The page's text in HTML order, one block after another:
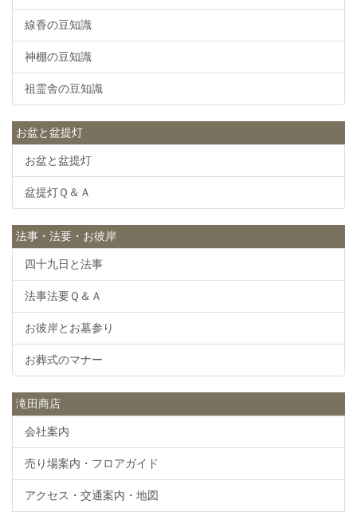
線香の豆知識
神棚の豆知識
祖霊舎の豆知識
お盆と盆提灯
お盆と盆提灯
盆提灯Ｑ＆Ａ
法事・法要・お彼岸
四十九日と法事
法事法要Ｑ＆Ａ
お彼岸とお墓参り
お葬式のマナー
滝田商店
会社案内
売り場案内・フロアガイド
アクセス・交通案内・地図